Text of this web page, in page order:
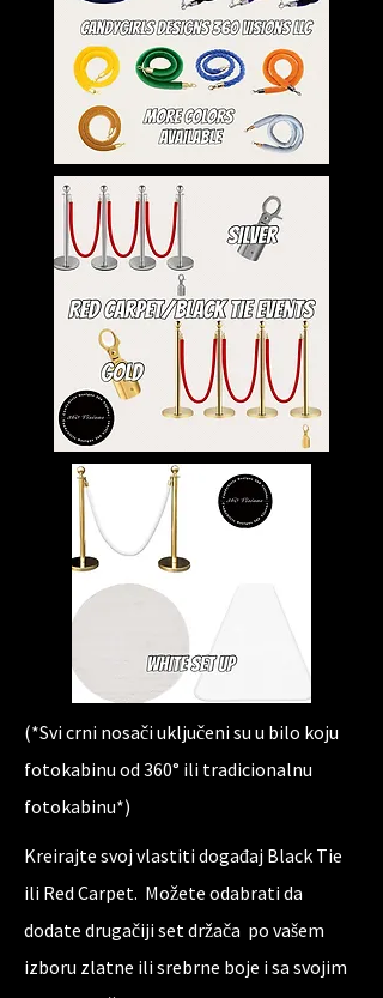
(*Svi crni nosači uključeni su u bilo koju
fotokabinu od 360° ili tradicionalnu
fotokabinu*)
Kreirajte svoj vlastiti događaj Black Tie
ili Red Carpet. Možete odabrati da
dodate drugačiji set držača po vašem
izboru zlatne ili srebrne boje i sa svojim